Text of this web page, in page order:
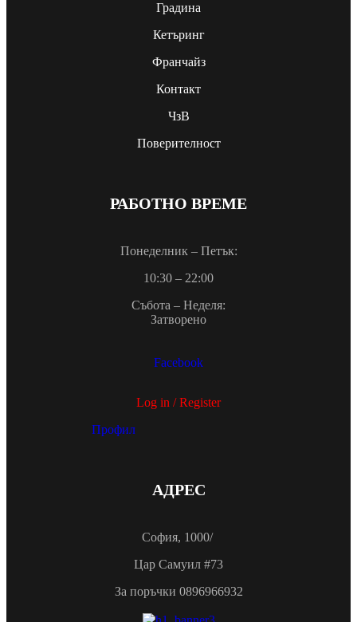
Градина
Кетъринг
Франчайз
Контакт
ЧзВ
Поверителност
РАБОТНО ВРЕМЕ
Понеделник – Петък:
10:30 – 22:00
Събота – Неделя:
Затворено
Facebook
Log in / Register
Профил
АДРЕС
София, 1000/
Цар Самуил #73
За поръчки 0896966932